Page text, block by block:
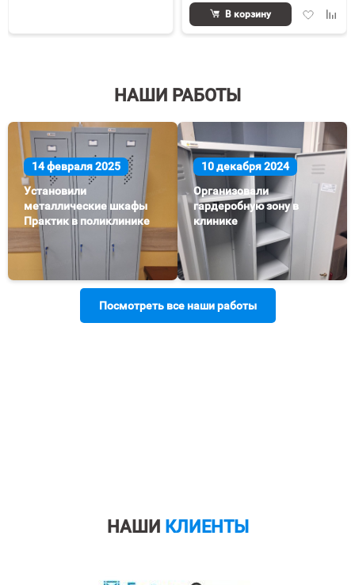
сравнению
Добавить
В корзину
НАШИ РАБОТЫ
14 февраля 2025
Установили
металлические шкафы
Практик в поликлинике
10 декабря 2024
Организовали
гардеробную зону в
клинике
Посмотреть все наши работы
НАШИ КЛИЕНТЫ